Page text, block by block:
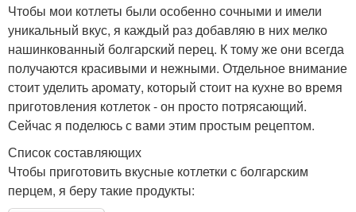
Чтобы мои котлеты были особенно сочными и имели
уникальный вкус, я каждый раз добавляю в них мелко
нашинкованный болгарский перец. К тому же они всегда
получаются красивыми и нежными. Отдельное внимание
стоит уделить аромату, который стоит на кухне во время
приготовления котлеток - он просто потрясающий.
Сейчас я поделюсь с вами этим простым рецептом.
Список составляющих
Чтобы приготовить вкусные котлетки с болгарским
перцем, я беру такие продукты: